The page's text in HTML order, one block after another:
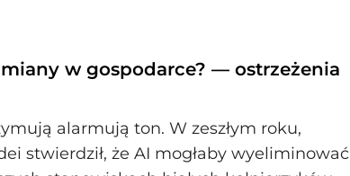
w gospodarce? — ostrzeżenia
alarmują ton. W zeszłym roku,
stwierdził, że AI mogłaby wyeliminować